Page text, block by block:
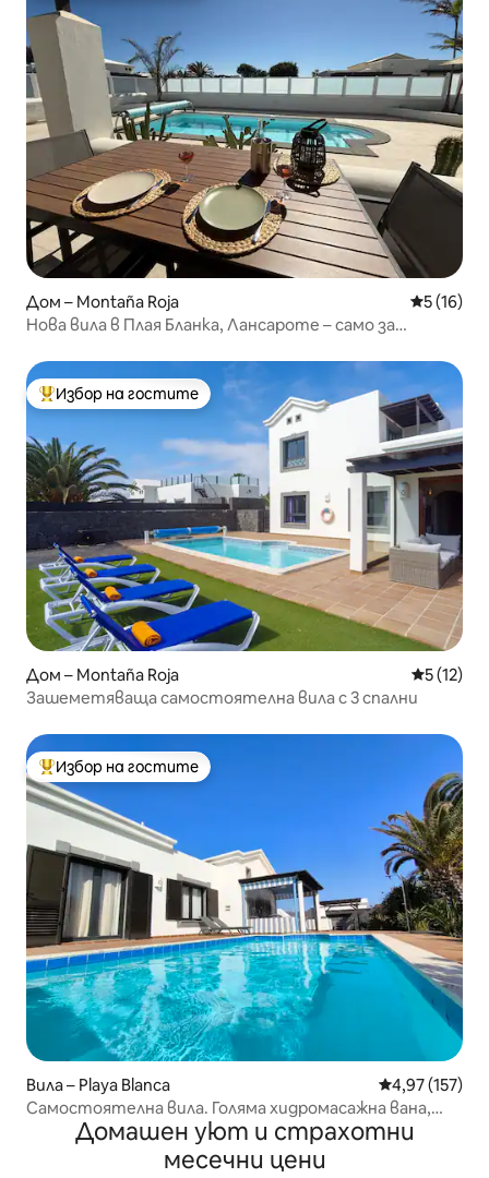
Дом – Montaña Roja Средна
5 (16)
Нова вила в Плая Бланка, Лансароте – само за
Най-популярен избор на гостите
Избор на гостите
Дом – Montaña Roja Средна
5 (12)
Зашеметяваща самостоятелна вила с 3 спални
Най-популярен избор на гостите
Избор на гостите
Вила – Playa Blanca Средна
4,97 (157)
Самостоятелна вила. Голяма хидромасажна вана,
басейн 28°C. Уединение.
Домашен уют и страхотни
месечни цени